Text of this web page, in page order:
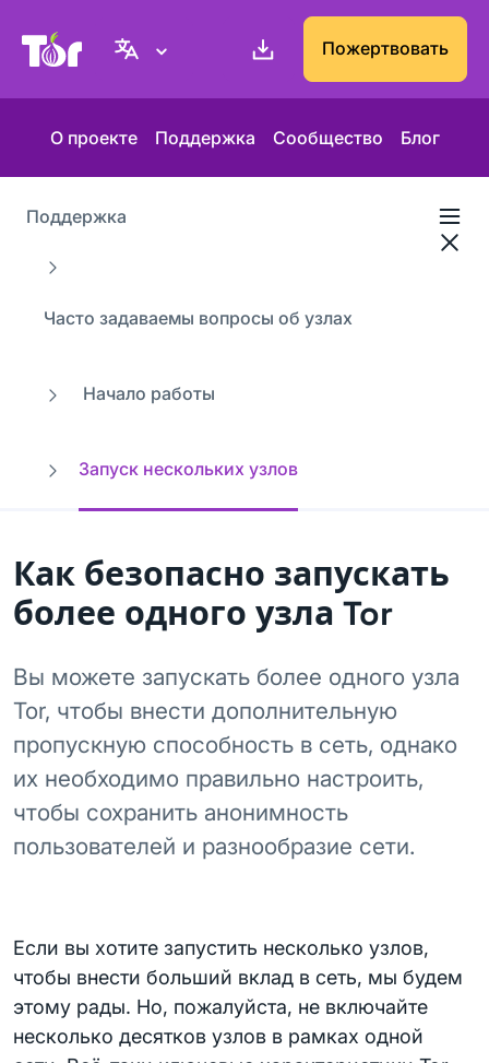
Веб-сайт Проекта Tor Пожертвовать
О проекте Поддержка Сообщество Блог
Поддержка
Часто задаваемы вопросы об узлах
Начало работы
Запуск нескольких узлов
Как безопасно запускать
более одного узла Tor
Вы можете запускать более одного узла
Tor, чтобы внести дополнительную
пропускную способность в сеть, однако
их необходимо правильно настроить,
чтобы сохранить анонимность
пользователей и разнообразие сети.
Если вы хотите запустить несколько узлов,
чтобы внести больший вклад в сеть, мы будем
этому рады. Но, пожалуйста, не включайте
несколько десятков узлов в рамках одной